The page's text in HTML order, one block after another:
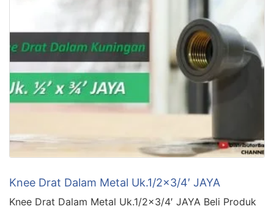
Knee Drat Dalam Metal Uk.1/2×3/4′ JAYA
Knee Drat Dalam Metal Uk.1/2×3/4′ JAYA Beli Produk